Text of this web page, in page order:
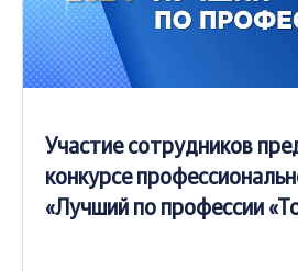
Участие сотрудников
конкурсе
«Лучший по профессии